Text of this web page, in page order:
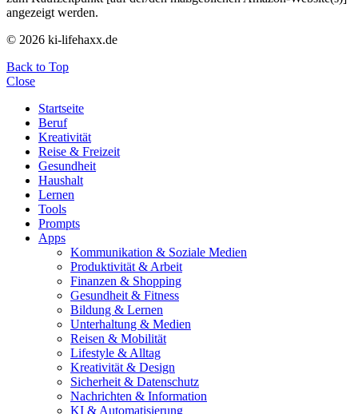
angezeigt werden.
© 2026 ki-lifehaxx.de
Back to Top
Close
Startseite
Beruf
Kreativität
Reise & Freizeit
Gesundheit
Haushalt
Lernen
Tools
Prompts
Apps
Kommunikation & Soziale Medien
Produktivität & Arbeit
Finanzen & Shopping
Gesundheit & Fitness
Bildung & Lernen
Unterhaltung & Medien
Reisen & Mobilität
Lifestyle & Alltag
Kreativität & Design
Sicherheit & Datenschutz
Nachrichten & Information
KI & Automatisierung